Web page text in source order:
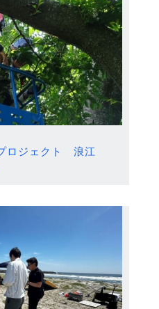
ロジェクト 浪江